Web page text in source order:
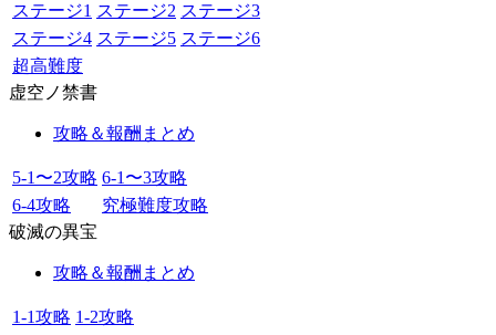
ステージ1 ステージ2 ステージ3
ステージ4 ステージ5 ステージ6
超高難度
虚空ノ禁書
攻略＆報酬まとめ
5-1〜2攻略 6-1〜3攻略
6-4攻略
究極難度攻略
破滅の異宝
攻略＆報酬まとめ
1-1攻略 1-2攻略